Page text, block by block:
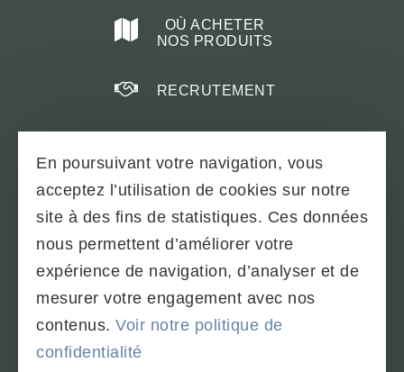
OÙ ACHETER
NOS PRODUITS
RECRUTEMENT
TÉLÉCHARGEMENTS & BROCHURES
PARTENAIRES
CONDITIONS GÉNÉRALES
MENTIONS LÉGALES - SOBAC
POLITIQUE DE CONFIDENTIALITÉ
En poursuivant votre navigation, vous
acceptez l’utilisation de cookies sur notre
site à des fins de statistiques. Ces données
nous permettent d’améliorer votre
expérience de navigation, d’analyser et de
mesurer votre engagement avec nos
contenus. Voir notre politique de
confidentialité